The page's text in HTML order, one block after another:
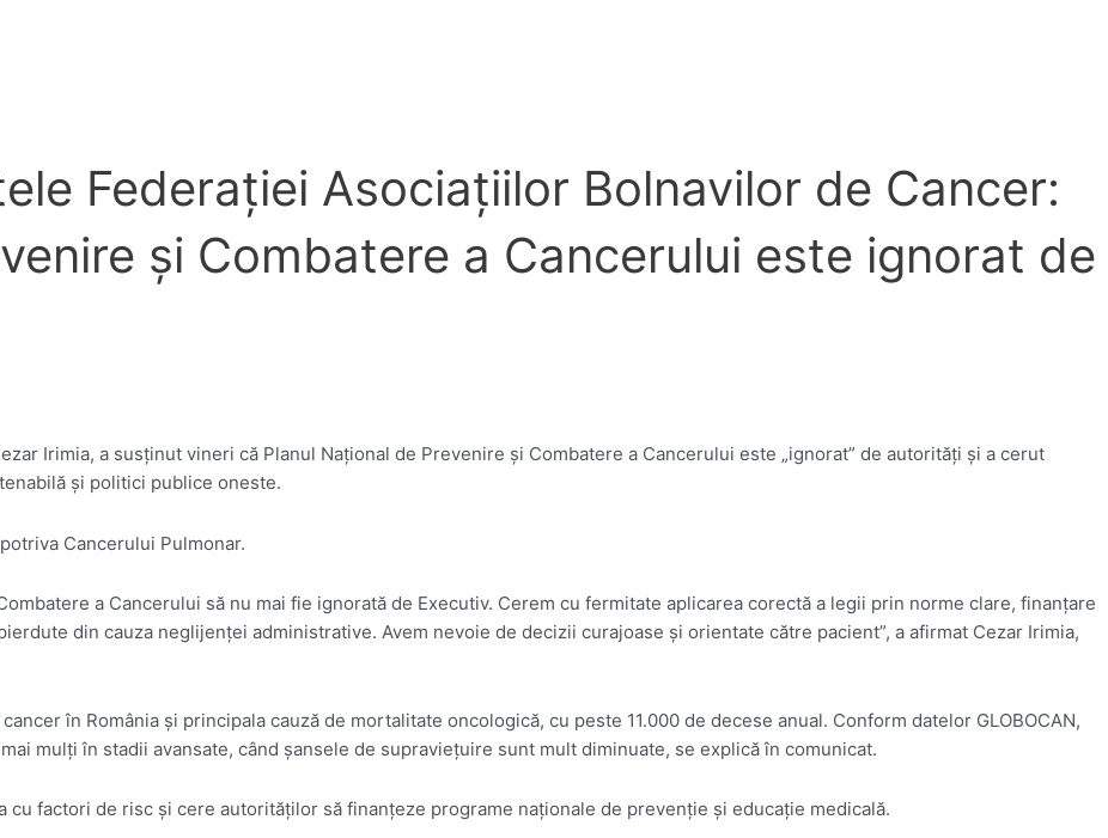
Federaţiei Asociaţiilor Bolnavilor de Cancer:
şi Combatere a Cancerului este ignorat de
Irimia, a susţinut vineri că Planul Naţional de Prevenire şi Combatere a Cancerului este „ignorat” de autorităţi şi a cerut
şi politici publice oneste.
Cancerului Pulmonar.
a Cancerului să nu mai fie ignorată de Executiv. Cerem cu fermitate aplicarea corectă a legii prin norme clare, finanţare
din cauza neglijenţei administrative. Avem nevoie de decizii curajoase şi orientate către pacient”, a afirmat Cezar Irimia,
în România şi principala cauză de mortalitate oncologică, cu peste 11.000 de decese anual. Conform datelor GLOBOCAN,
mulţi în stadii avansate, când şansele de supravieţuire sunt mult diminuate, se explică în comunicat.
factori de risc şi cere autorităţilor să finanţeze programe naţionale de prevenţie şi educaţie medicală.